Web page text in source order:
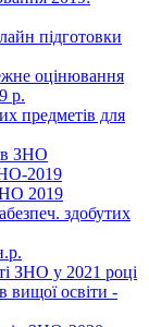
підготовки
оцінювання
р.
предметів для
ЗНО
2019
2019
здобутих
ЗНО у 2021 році
вищої освіти -